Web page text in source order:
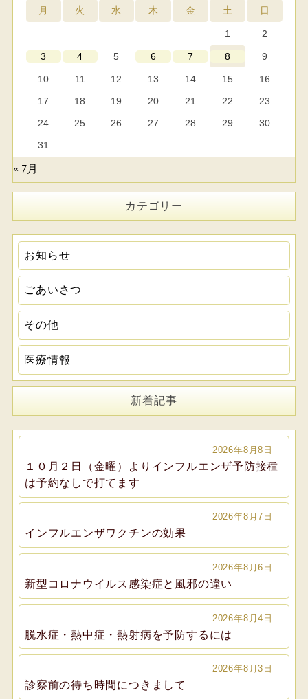
月 火 水 木 金 土 日
1 2
3 4 5 6 7 8 9
10 11 12 13 14 15
16
17
18 19 20 21 22
23
24
25 26 27 28 29
30
31
« 7月
カテゴリー
お知らせ
ごあいさつ
その他
医療情報
新着記事
2026年8月8日
１０月２日（金曜）よりインフルエンザ予防接種
は予約なしで打てます
2026年8月7日
インフルエンザワクチンの効果
2026年8月6日
新型コロナウイルス感染症と風邪の違い
2026年8月4日
脱水症・熱中症・熱射病を予防するには
2026年8月3日
診察前の待ち時間につきまして